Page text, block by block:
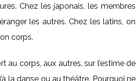
Chez les japonais, les membres
les autres. Chez les latins, on
corps.
au corps, aux autres, sur l’estime de
la danse ou au théâtre. Pourquoi ne